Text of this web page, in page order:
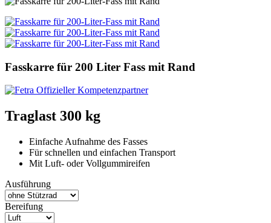
Fasskarre für 200 Liter Fass mit Rand
Traglast 300 kg
Einfache Aufnahme des Fasses
Für schnellen und einfachen Transport
Mit Luft- oder Vollgummireifen
Ausführung
Bereifung